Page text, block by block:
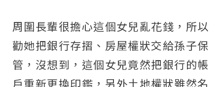
周圍長輩很擔心這個女兒亂花錢，所以
勸她把銀行存摺、房屋權狀交給孫子保
管，沒想到，這個女兒竟然把銀行的帳
戶重新更換印鑑，另外土地權狀雖然名